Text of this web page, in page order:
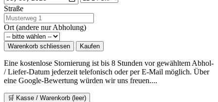
Straße
Ort (andere nur Abholung)
Warenkorb schliessen
Eine kostenlose Stornierung ist bis 8 Stunden vor gewähltem Abhol-
/ Liefer-Datum jederzeit telefonisch oder per E-Mail möglich. Über
eine Google-Bewertung würden wir uns freuen....
🛒 Kasse / Warenkorb (leer)